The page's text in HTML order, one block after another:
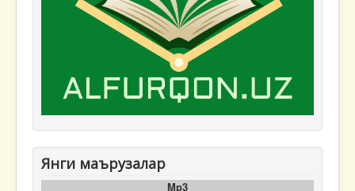
Янги маърузалар
Mp3